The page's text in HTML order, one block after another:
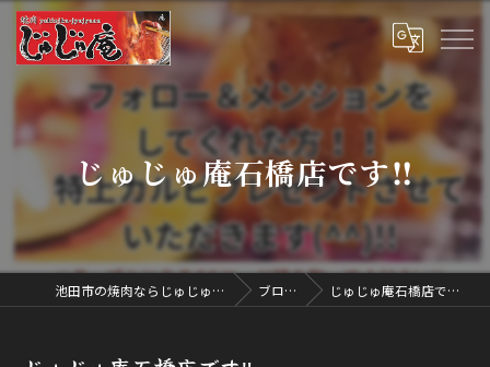
じゅじゅ庵石橋店です‼️
池田市の焼肉ならじゅじゅ庵 ブログ じゅじゅ庵石橋店です‼️